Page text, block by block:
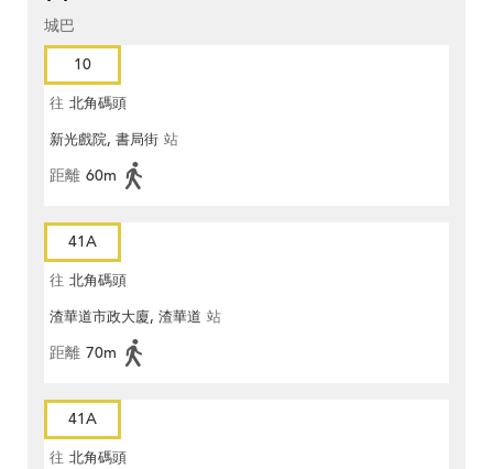
城巴
10
往 北角碼頭
新光戲院, 書局街 站
距離 60m
41A
往 北角碼頭
渣華道市政大廈, 渣華道 站
距離 70m
41A
往 北角碼頭